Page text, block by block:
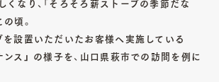
頃。
を設置いただいたお客様へ実施している
ス」 の様子を、山口県萩市での訪問を例に